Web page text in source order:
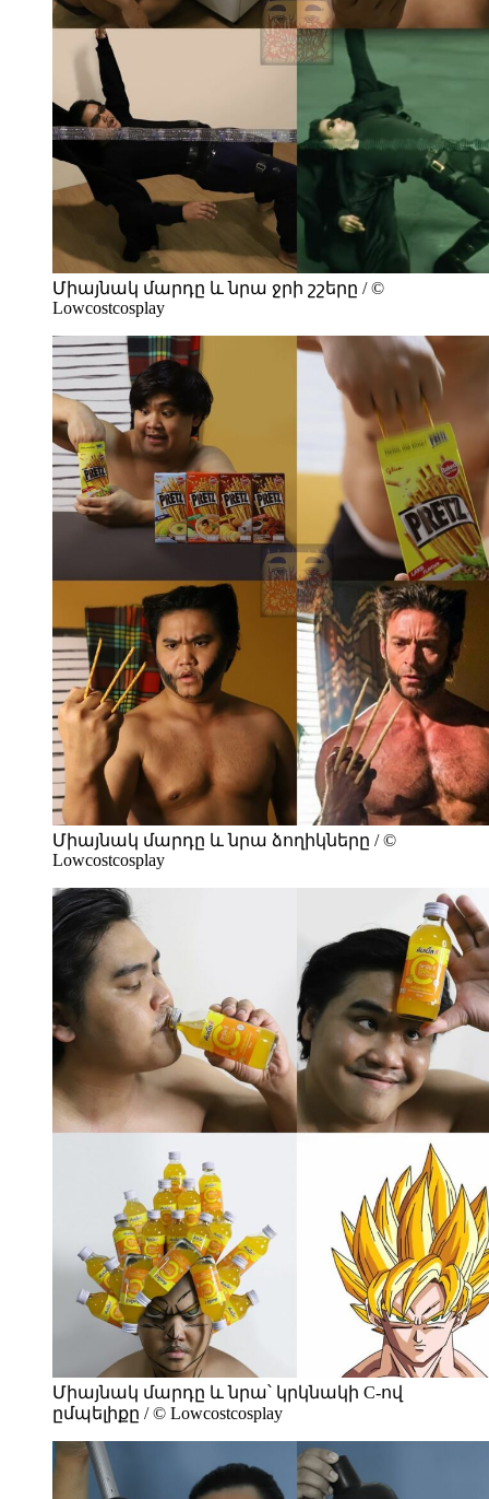
Միայնակ մարդը և նրա ջրի շշերը / ©
Lowcostcosplay
Միայնակ մարդը և նրա ձողիկները / ©
Lowcostcosplay
Միայնակ մարդը և նրա՝ կրկնակի C-ով
ըմպելիքը / © Lowcostcosplay